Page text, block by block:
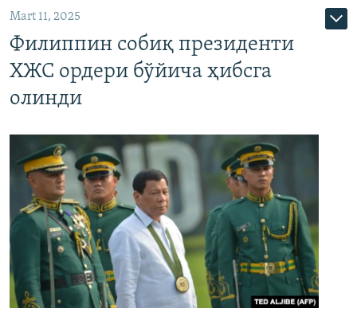
Mart 11, 2025
Филиппин собиқ президенти
ХЖС ордери бўйича ҳибсга
олинди